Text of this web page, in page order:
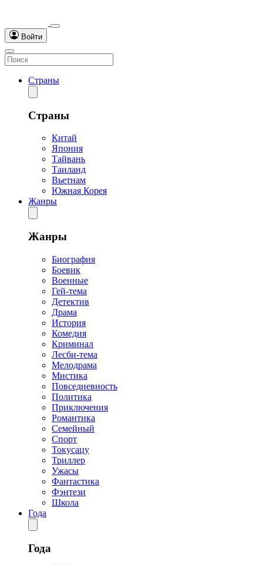
Войти
Страны
Страны
Китай
Япония
Тайвань
Таиланд
Вьетнам
Южная Корея
Жанры
Жанры
Биография
Боевик
Военные
Гей-тема
Детектив
Драма
История
Комедия
Криминал
Лесби-тема
Мелодрама
Мистика
Повседневность
Политика
Приключения
Романтика
Семейный
Спорт
Токусацу
Триллер
Ужасы
Фантастика
Фэнтези
Школа
Года
Года